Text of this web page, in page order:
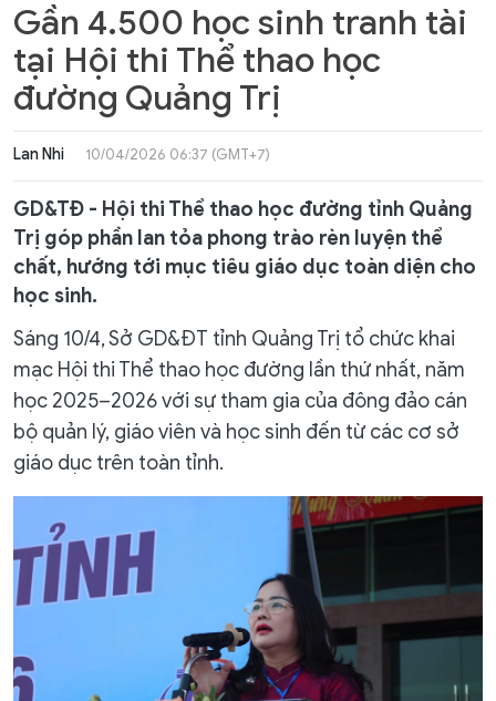
Gần 4.500 học sinh tranh tài
tại Hội thi Thể thao học
đường Quảng Trị
Lan Nhi 10/04/2026 06:37 (GMT+7)
GD&TĐ - Hội thi Thể thao học đường tỉnh Quảng
Trị góp phần lan tỏa phong trào rèn luyện thể
chất, hướng tới mục tiêu giáo dục toàn diện cho
học sinh.
Sáng 10/4, Sở GD&ĐT tỉnh Quảng Trị tổ chức khai
mạc Hội thi Thể thao học đường lần thứ nhất, năm
học 2025–2026 với sự tham gia của đông đảo cán
bộ quản lý, giáo viên và học sinh đến từ các cơ sở
giáo dục trên toàn tỉnh.